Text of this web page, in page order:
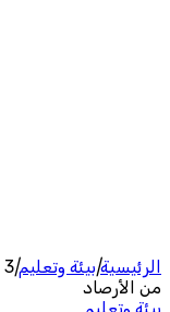
الرئيسية|بيئة وتعليم|
من الأرصاد